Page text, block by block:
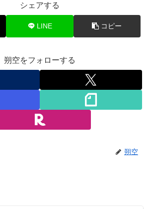
シェアする
LINE コピー
朔空をフォローする
朔空